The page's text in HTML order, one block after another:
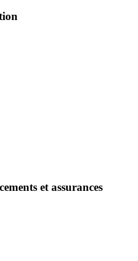
et assurances